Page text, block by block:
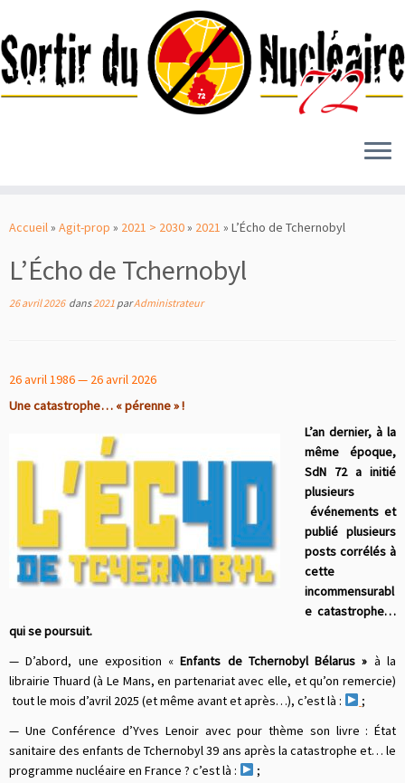
auAccueil» Agit-prop » 2021 > 2030» 2021 » L’Écho de Tchernobyl
L’Écho de Tchernobyl
26 avril 2026dans2021 parAdministrateur
26 avril 1986 — 26 avril 2026
Une catastrophe… « pérenne » !
L’an dernier, à la
même époque,
SdN 72 a initié
plusieurs
événements et
publié plusieurs
posts corrélés à
cette
incommensurabl
e catastrophe…
qui se poursuit.
— D’abord, une exposition « Enfants de Tchernobyl Bélarus » à la
librairie Thuard (à Le Mans, en partenariat avec elle, et qu’on remercie)
tout le mois d’avril 2025 (et même avant et après…), c’est là :
;
— Une Conférence d’Yves Lenoir avec pour thème son livre : État
sanitaire des enfants de Tchernobyl 39 ans après la catastrophe et… le
programme nucléaire en France ? c’est là :
;